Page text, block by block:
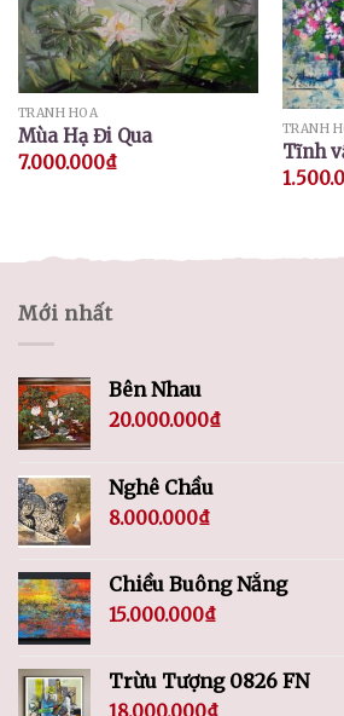
TRANH HOA
Mùa Hạ Đi Qua
7.000.000₫
TRANH
Tĩnh
Mới nhất
Bên Nhau
20.000.000₫
Nghê Chầu
8.000.000₫
Chiều Buông Nắng
15.000.000₫
Trừu Tượng 0826 FN